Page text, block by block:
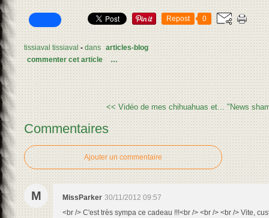
Repost 0
tissiaval tissiaval -dans articles-blog
commenter cet article
…
<< Vidéo de mes chihuahuas et... "News
Commentaires
Ajouter un commentaire
M MissParker 30/11/2012 09:57
<br /> C'est très sympa ce cadeau !!!<br /> <br /> <br /> Vite,